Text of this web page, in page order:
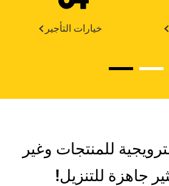
خيارات التأجير
للمنتجات وغير
جاهزة للتنزيل!